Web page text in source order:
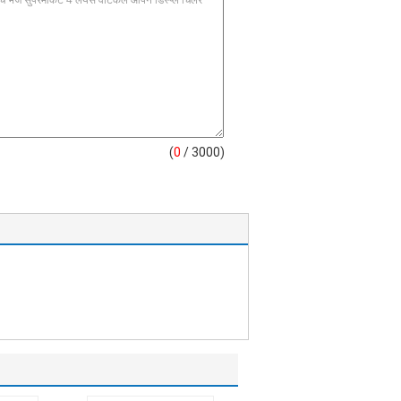
(0 / 3000)